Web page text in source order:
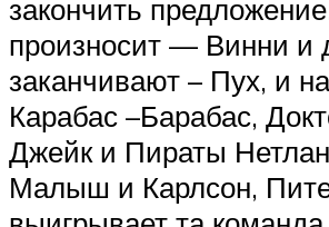
закончить
произносит — Винни и
заканчивают – Пух, и
Карабас –Барабас,
Джейк и Пираты
Малыш и Карлсон,